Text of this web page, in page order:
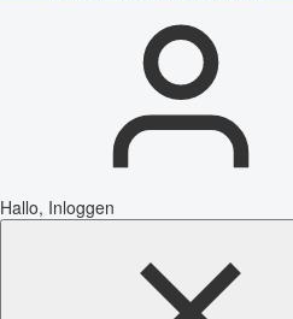
Hallo, Inloggen